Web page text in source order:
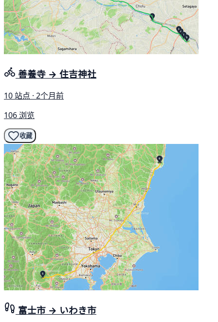
善養寺 → 住吉神社
10 站点 · 2个月前
106 浏览
收藏
富士市 → いわき市